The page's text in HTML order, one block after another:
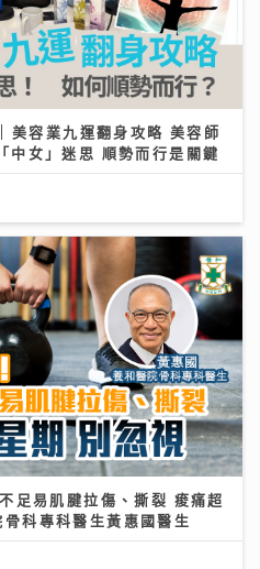
美容業九運翻身攻略 美容師
中女」迷思 順勢而行是關鍵
足易肌腱拉傷、撕裂 痠痛超
科專科醫生黃惠國醫生